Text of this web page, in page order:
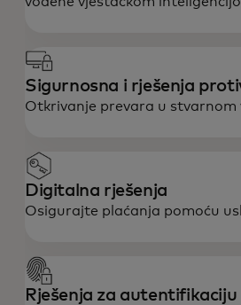
Sigurnosna i rješenja
Otkrivanje prevara u stvarnom
Digitalna rješenja
Osigurajte plaćanja pomoću
Rješenja za autentifikaciju